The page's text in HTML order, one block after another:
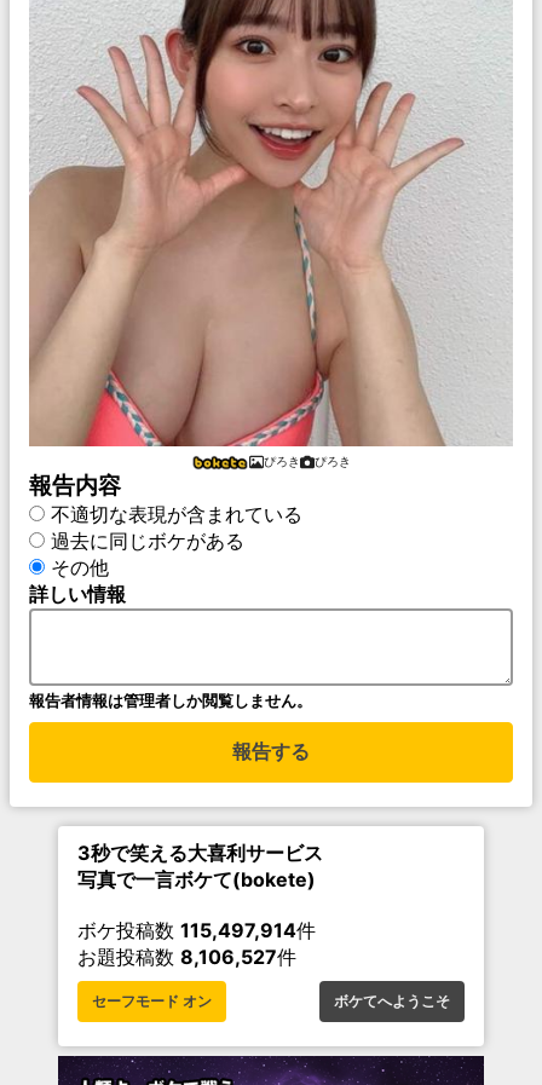
ぴろき ぴろき
報告内容
不適切な表現が含まれている
過去に同じボケがある
その他
詳しい情報
報告者情報は管理者しか閲覧しません。
報告する
3秒で笑える大喜利サービス
写真で一言ボケて(bokete)
ボケ投稿数 115,497,914件
お題投稿数 8,106,527件
セーフモード オン ボケてへようこそ